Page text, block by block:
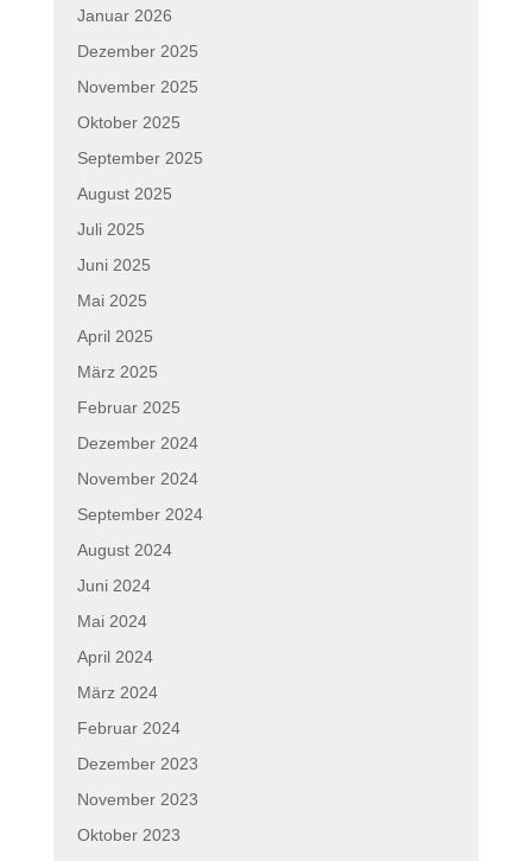
Januar 2026
Dezember 2025
November 2025
Oktober 2025
September 2025
August 2025
Juli 2025
Juni 2025
Mai 2025
April 2025
März 2025
Februar 2025
Dezember 2024
November 2024
September 2024
August 2024
Juni 2024
Mai 2024
April 2024
März 2024
Februar 2024
Dezember 2023
November 2023
Oktober 2023